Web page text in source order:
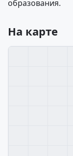
образования.
На карте